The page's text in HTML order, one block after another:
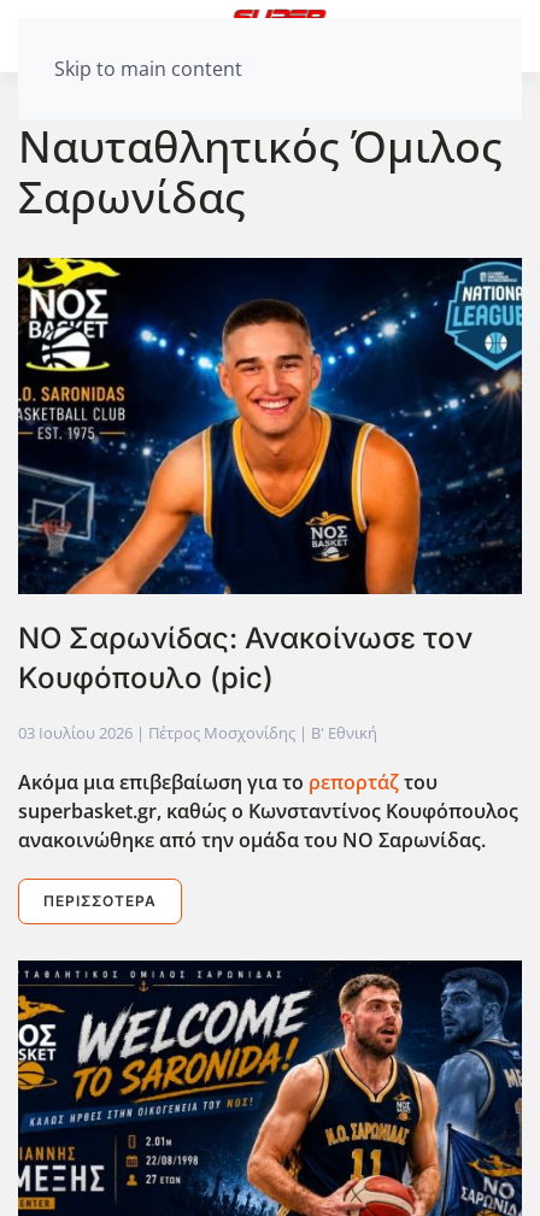
Skip to main content
Ναυταθλητικός Όμιλος
Σαρωνίδας
ΝΟ Σαρωνίδας: Ανακοίνωσε τον
Κουφόπουλο (pic)
03 Ιουλίου 2026 | Πέτρος Μοσχονίδης | Β' Εθνική
Ακόμα μια επιβεβαίωση για το ρεπορτάζτου
superbasket.gr, καθώς ο Κωνσταντίνος Κουφόπουλος
ανακοινώθηκε από την ομάδα του ΝΟ Σαρωνίδας.
ΠΕΡΙΣΣΌΤΕΡΑ